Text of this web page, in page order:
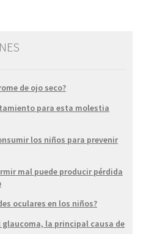
de ojo seco?
para esta molestia
los niños para prevenir
mal puede producir pérdida
oculares en los niños?
glaucoma, la principal causa de